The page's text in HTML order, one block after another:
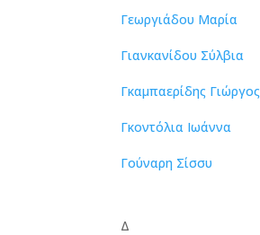
Γεωργιάδου Μαρία
Γιανκανίδου Σύλβια
Γκαμπαερίδης Γιώργος
Γκοντόλια Ιωάννα
Γούναρη Σίσσυ
Δ